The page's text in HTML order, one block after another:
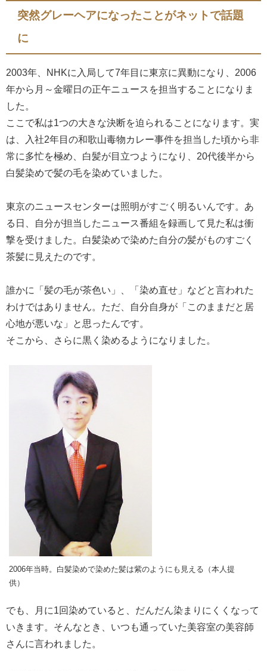
突然グレーヘアになったことがネットで話題
に
2003年、NHKに入局して7年目に東京に異動になり、2006
年から月～金曜日の正午ニュースを担当することになりま
した。
ここで私は1つの大きな決断を迫られることになります。実
は、入社2年目の和歌山毒物カレー事件を担当した頃から非
常に多忙を極め、白髪が目立つようになり、20代後半から
白髪染めで髪の毛を染めていました。
東京のニュースセンターは照明がすごく明るいんです。あ
る日、自分が担当したニュース番組を録画して見た私は衝
撃を受けました。白髪染めで染めた自分の髪がものすごく
茶髪に見えたのです。
誰かに「髪の毛が茶色い」、「染め直せ」などと言われた
わけではありません。ただ、自分自身が「このままだと居
心地が悪いな」と思ったんです。
そこから、さらに黒く染めるようになりました。
2006年当時。白髪染めで染めた髪は紫のようにも見える（本人提
供）
でも、月に1回染めていると、だんだん染まりにくくなって
いきます。そんなとき、いつも通っていた美容室の美容師
さんに言われました。